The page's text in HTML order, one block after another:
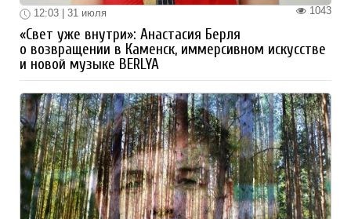
1043
12:03 | 31 июля
«Свет уже внутри»: Анастасия Берля
о возвращении в Каменск, иммерсивном искусстве
и новой музыке BERLYA